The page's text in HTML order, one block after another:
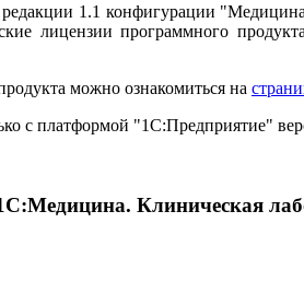
1.1 конфигурации
лицензии программного
можно ознакомиться на
с платформой "1С:Предприятие"
Клиническая